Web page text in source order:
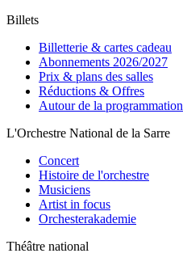
Billets
Billetterie & cartes cadeau
Abonnements 2026/2027
Prix & plans des salles
Réductions & Offres
Autour de la programmation
L'Orchestre National de la Sarre
Concert
Histoire de l'orchestre
Musiciens
Artist in focus
Orchesterakademie
Théâtre national